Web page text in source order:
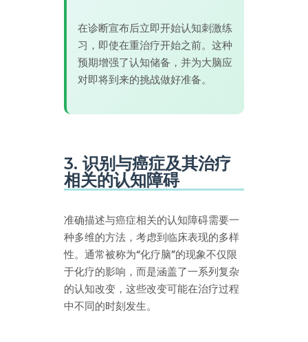
在诊断宣布后立即开始认知刺激练
习，即使在重治疗开始之前。这种
预期增强了认知储备，并为大脑应
对即将到来的挑战做好准备。
3. 识别与癌症及其治疗
相关的认知障碍
准确描述与癌症相关的认知障碍需要一
种多维的方法，考虑到临床表现的多样
性。通常被称为“化疗脑”的现象不仅限
于化疗的影响，而是涵盖了一系列复杂
的认知改变，这些改变可能在治疗过程
中不同的时刻发生。